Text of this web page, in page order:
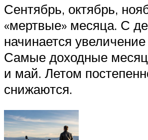
Сентябрь, октябрь,
«мертвые» месяца. С
начинается
Самые доходные
и май. Летом
снижаются.